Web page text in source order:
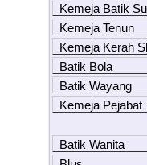
Kemeja Batik
Kemeja Tenun
Kemeja Kerah
Batik Bola
Batik Wayang
Kemeja Pejabat
Batik Wanita